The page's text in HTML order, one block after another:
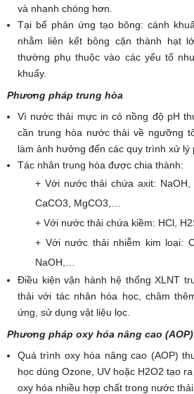
và nhanh chóng hơn.
Tại bể phản ứng tạo bông: cánh
nhằm liên kết bông cặn thành hạt
thường phụ thuộc vào các yếu tố
khuấy.
Phương pháp trung hòa
Vì nước thải mực in có nồng độ pH
cần trung hòa nước thải về ngưỡng
làm ảnh hưởng đến các quy trình xử lý
Tác nhân trung hòa được chia thành:
+ Với nước thải chứa axit: NaOH,
CaCO3, MgCO3,…
+ Với nước thải chứa kiềm: HCl,
+ Với nước thải nhiễm kim loại:
NaOH,…
Điều kiện vận hành hệ thống XLNT
thải với tác nhân hóa học, châm
ứng, sử dụng vật liệu lọc.
Phương pháp oxy hóa nâng cao (AOP)
Quá trình oxy hóa nâng cao (AOP)
học dùng Ozone, UV hoặc H2O2 tạo
oxy hóa nhiều hợp chất trong nước thải.